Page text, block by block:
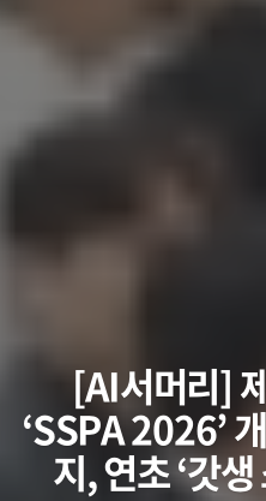
[AI서머리]
‘SSPA 2026’
지, 연초 ‘갓